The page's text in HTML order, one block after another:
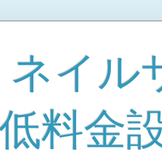
イル
料金